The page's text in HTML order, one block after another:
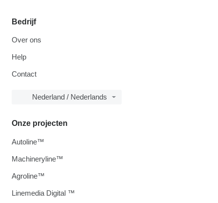
Bedrijf
Over ons
Help
Contact
Nederland / Nederlands
Onze projecten
Autoline™
Machineryline™
Agroline™
Linemedia Digital ™